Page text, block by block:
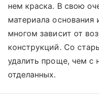
нем краска. В свою
материала основания
многом зависит от
конструкций. Со
удалить проще, чем с
отделанных.